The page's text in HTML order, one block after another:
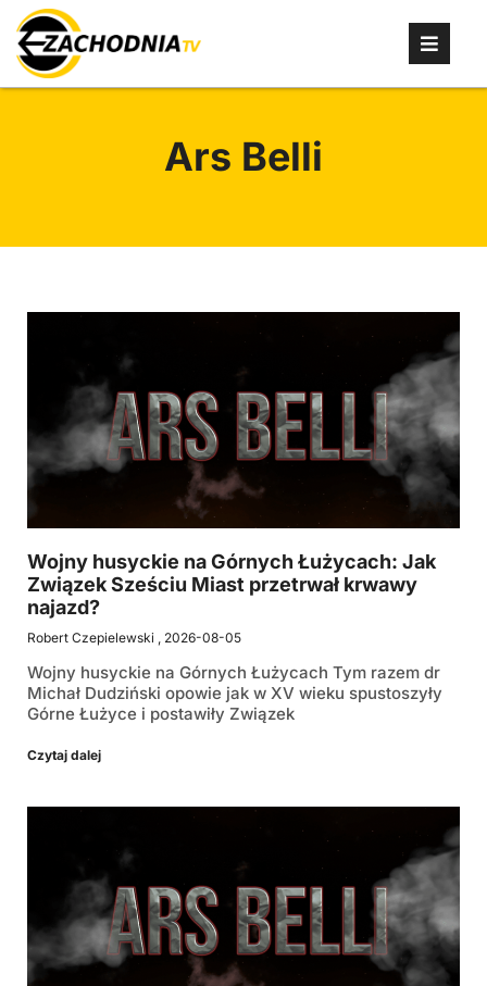
Ars Belli
Wojny husyckie na Górnych Łużycach: Jak
Związek Sześciu Miast przetrwał krwawy
najazd?
Robert Czepielewski 2026-08-05
Wojny husyckie na Górnych Łużycach Tym razem dr
Michał Dudziński opowie jak w XV wieku spustoszyły
Górne Łużyce i postawiły Związek
Czytaj dalej